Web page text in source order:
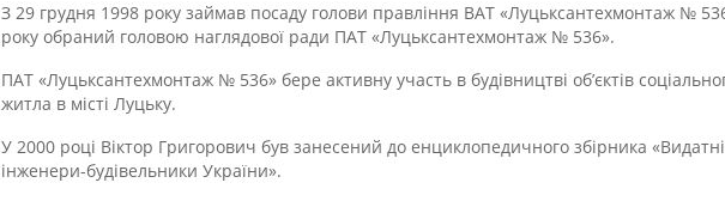
З 29 грудня 1998 року займав посаду голови правління ВАТ «Луцьксантехмонтаж №
року обраний головою наглядової ради ПАТ «Луцьксантехмонтаж № 536».
ПАТ «Луцьксантехмонтаж № 536» бере активну участь в будівництві об’єктів
житла в місті Луцьку.
У 2000 році Віктор Григорович був занесений до енциклопедичного збірника «Видатні
інженери-будівельники України».